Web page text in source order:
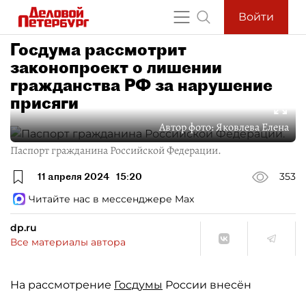
Войти
Госдума рассмотрит
законопроект о лишении
гражданства РФ за нарушение
присяги
Автор фото:Яковлева Елена
Паспорт гражданина Российской Федерации.
11 апреля 2024 15:20
353
Читайте нас в мессенджере Max
dp.ru
Все материалы автора
На рассмотрение Госдумы России внесён